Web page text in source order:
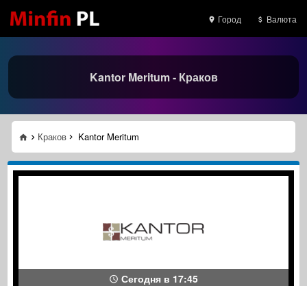
Город Валюта
Kantor Meritum - Краков
Краков Kantor Meritum
Сегодня в 17:45